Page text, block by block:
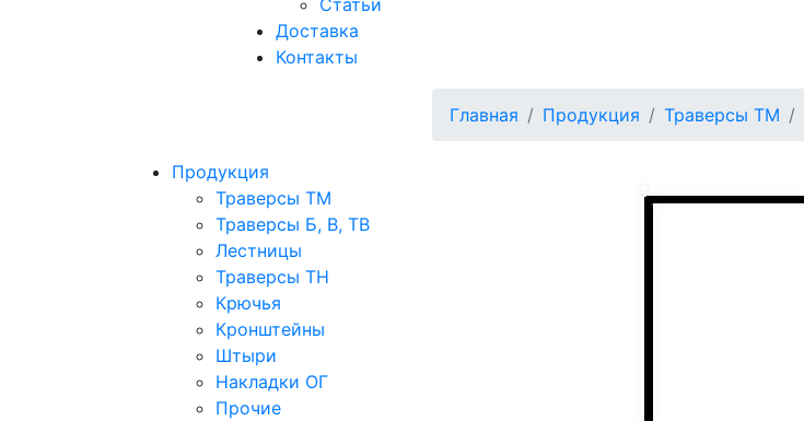
Статьи
Доставка
Контакты
Главная Продукция Траверсы ТМ
Продукция
Траверсы ТМ
Траверсы Б, В, ТВ
Лестницы
Траверсы ТН
Крючья
Кронштейны
Штыри
Накладки ОГ
Прочие